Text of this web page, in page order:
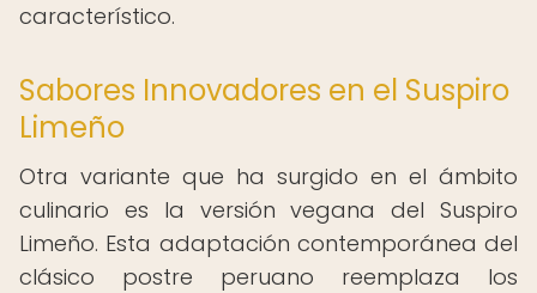
característico.
Sabores Innovadores en el Suspiro
Limeño
Otra variante que ha surgido en el ámbito
culinario es la versión vegana del Suspiro
Limeño. Esta adaptación contemporánea del
clásico postre peruano reemplaza los